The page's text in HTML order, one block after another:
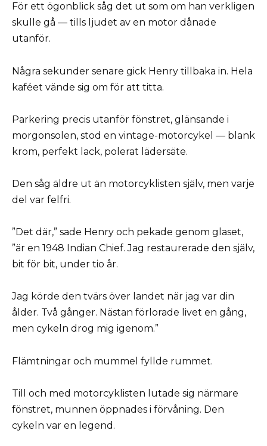
För ett ögonblick såg det ut som om han verkligen
skulle gå — tills ljudet av en motor dånade
utanför.
Några sekunder senare gick Henry tillbaka in. Hela
kaféet vände sig om för att titta.
Parkering precis utanför fönstret, glänsande i
morgonsolen, stod en vintage-motorcykel — blank
krom, perfekt lack, polerat lädersäte.
Den såg äldre ut än motorcyklisten själv, men varje
del var felfri.
”Det där,” sade Henry och pekade genom glaset,
”är en 1948 Indian Chief. Jag restaurerade den själv,
bit för bit, under tio år.
Jag körde den tvärs över landet när jag var din
ålder. Två gånger. Nästan förlorade livet en gång,
men cykeln drog mig igenom.”
Flämtningar och mummel fyllde rummet.
Till och med motorcyklisten lutade sig närmare
fönstret, munnen öppnades i förvåning. Den
cykeln var en legend.